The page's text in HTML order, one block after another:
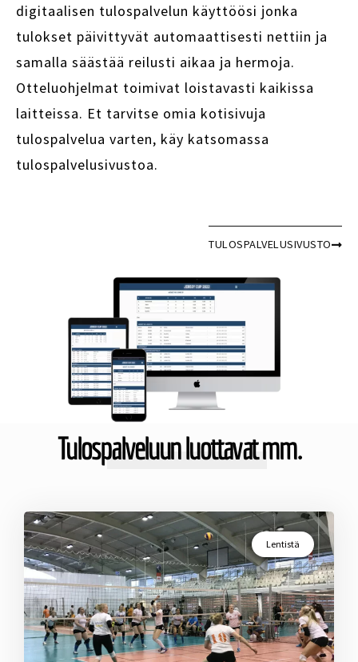
digitaalisen tulospalvelun käyttöösi jonka
tulokset päivittyvät automaattisesti nettiin ja
samalla säästää reilusti aikaa ja hermoja.
Otteluohjelmat toimivat loistavasti kaikissa
laitteissa. Et tarvitse omia kotisivuja
tulospalvelua varten, käy katsomassa
tulospalvelusivustoa.
TULOSPALVELUSIVUSTO
Tulospalveluun luottavat mm.
Lentistä